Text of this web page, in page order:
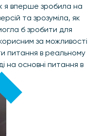
я вперше зробила на
та зрозуміла, як
б зробити для
за можливості
питання в реальному
на основні питання в